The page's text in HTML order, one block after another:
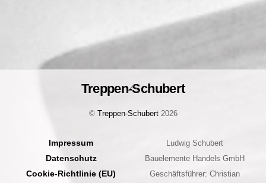
Back
Top
Treppen-Schubert
© Treppen-Schubert2026
Impressum
Datenschutz
Cookie-Richtlinie (EU)
Ludwig Schubert
Bauelemente Handels GmbH
Geschäftsführer: Christian